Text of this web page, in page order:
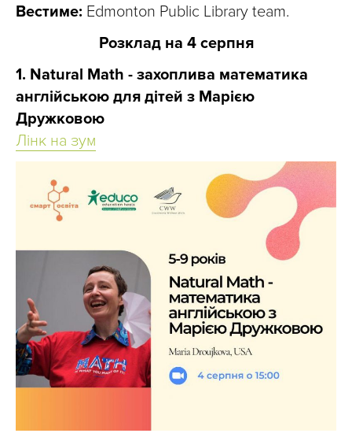
Вестиме: Edmonton Public Library team.
Розклад на 4 серпня
1. Natural Math - захоплива математика
англійською для дітей з Марією
Дружковою
Лінк на зум